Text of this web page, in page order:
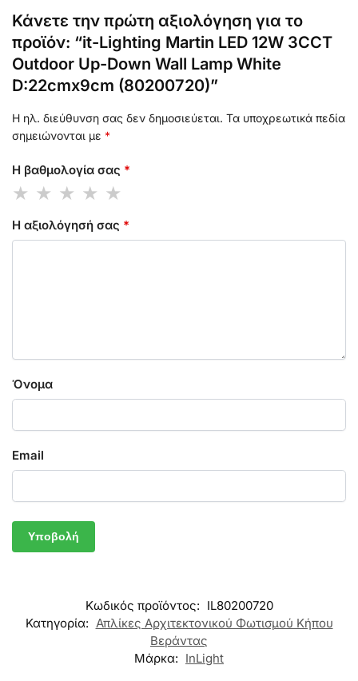
Κάνετε την πρώτη αξιολόγηση για το
προϊόν: “it-Lighting Martin LED 12W 3CCT
Outdoor Up-Down Wall Lamp White
D:22cmx9cm (80200720)”
Η ηλ. διεύθυνση σας δεν δημοσιεύεται. Τα υποχρεωτικά πεδία
σημειώνονται με *
Η βαθμολογία σας *
Η αξιολόγησή σας *
Όνομα
Email
Κωδικός προϊόντος: IL80200720
Κατηγορία: Απλίκες Αρχιτεκτονικού Φωτισμού Κήπου
Βεράντας
Μάρκα: InLight